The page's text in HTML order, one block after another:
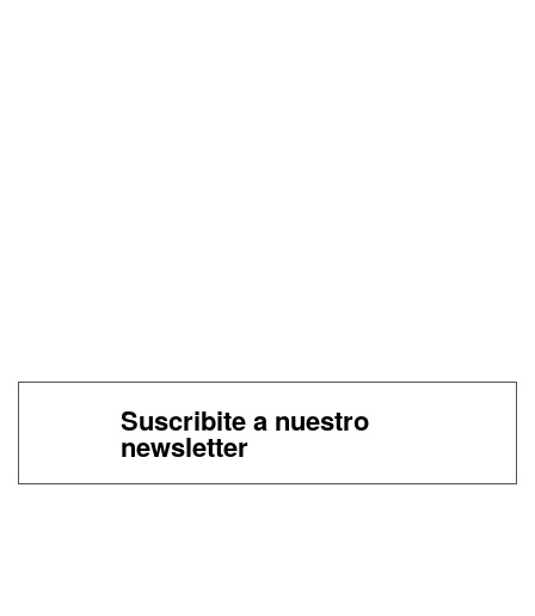
Suscribite a nuestro
newsletter